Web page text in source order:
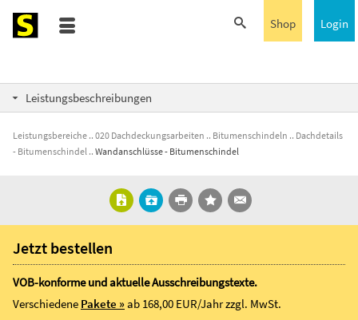
Login
Shop
Leistungsbeschreibungen
Leistungsbereiche 020 Dachdeckungsarbeiten Bitumenschindeln
Dachdetails
- Bitumenschindel
Wandanschlüsse - Bitumenschindel
Jetzt bestellen
VOB-konforme und aktuelle Ausschreibungstexte.
Verschiedene Pakete »ab 168,00 EUR/Jahrzzgl. MwSt.